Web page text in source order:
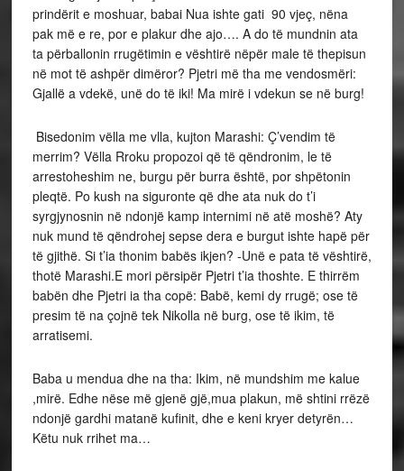
prindërit e moshuar, babai Nua ishte gati 90 vjeç, nëna
pak më e re, por e plakur dhe ajo…. A do të mundnin ata
ta përballonin rrugëtimin e vështirë nëpër male të thepisun
në mot të ashpër dimëror? Pjetri më tha me vendosmëri:
Gjallë a vdekë, unë do të iki! Ma mirë i vdekun se në burg!
Bisedonim vëlla me vlla, kujton Marashi: Ç’vendim të
merrim? Vëlla Rroku propozoi që të qëndronim, le të
arrestoheshim ne, burgu për burra është, por shpëtonin
pleqtë. Po kush na siguronte që dhe ata nuk do t’i
syrgjynosnin në ndonjë kamp internimi në atë moshë? Aty
nuk mund të qëndrohej sepse dera e burgut ishte hapë për
të gjithë. Si t’ia thonim babës ikjen? -Unë e pata të vështirë,
thotë Marashi.E mori përsipër Pjetri t’ia thoshte. E thirrëm
babën dhe Pjetri ia tha copë: Babë, kemi dy rrugë; ose të
presim të na çojnë tek Nikolla në burg, ose të ikim, të
arratisemi.
Baba u mendua dhe na tha: Ikim, në mundshim me kalue
,mirë. Edhe nëse më gjenë gjë,mua plakun, më shtini rrëzë
ndonjë gardhi matanë kufinit, dhe e keni kryer detyrën…
Këtu nuk rrihet ma…